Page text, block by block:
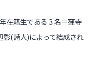
在籍生である３名＝窪寺
(詩人)によって結成され